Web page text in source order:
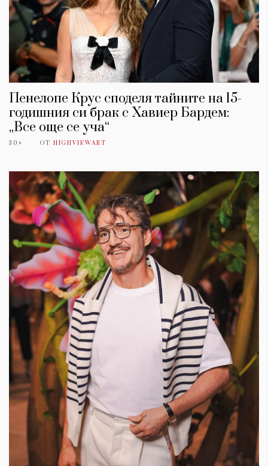
Пенелопе Крус споделя тайните на 15-
годишния си брак с Хавиер Бардем:
„Все още се уча“
30+ ОТ HIGHVIEWART